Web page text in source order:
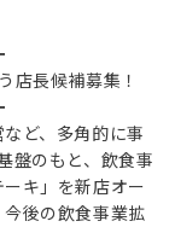
店長候補募集！
ど、多角的に事
盤のもと、飲食事
キ」を新店オー
後の飲食事業拡